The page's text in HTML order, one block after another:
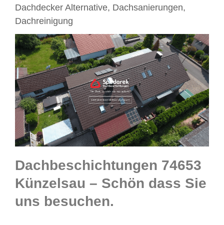
Dachdecker Alternative, Dachsanierungen,
Dachreinigung
Dachbeschichtungen 74653
Künzelsau – Schön dass Sie
uns besuchen.